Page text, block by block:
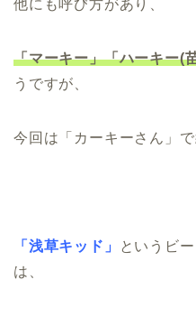
他にも呼び方があり、
「マーキー」「ハーキー(
うですが、
今回は「カーキーさん」
「浅草キッド」
というビ
は、